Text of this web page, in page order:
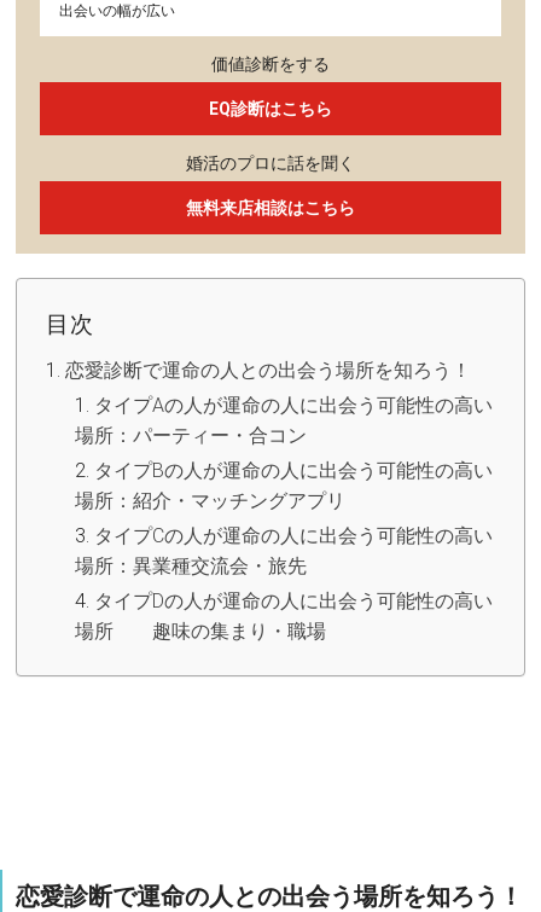
出会いの幅が広い
価値診断をする
EQ診断はこちら
婚活のプロに話を聞く
無料来店相談はこちら
目次
恋愛診断で運命の人との出会う場所を知ろう！
タイプAの人が運命の人に出会う可能性の高い
場所：パーティー・合コン
タイプBの人が運命の人に出会う可能性の高い
場所：紹介・マッチングアプリ
タイプCの人が運命の人に出会う可能性の高い
場所：異業種交流会・旅先
タイプDの人が運命の人に出会う可能性の高い
場所 趣味の集まり・職場
恋愛診断で運命の人との出会う場所を知ろう！